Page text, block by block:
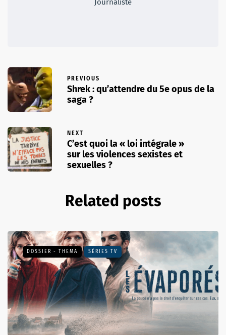
Journaliste
PREVIOUS
Shrek : qu’attendre du 5e opus de la
saga ?
NEXT
C’est quoi la « loi intégrale »
sur les violences sexistes et
sexuelles ?
Related posts
DOSSIER - THEMA SÉRIES TV